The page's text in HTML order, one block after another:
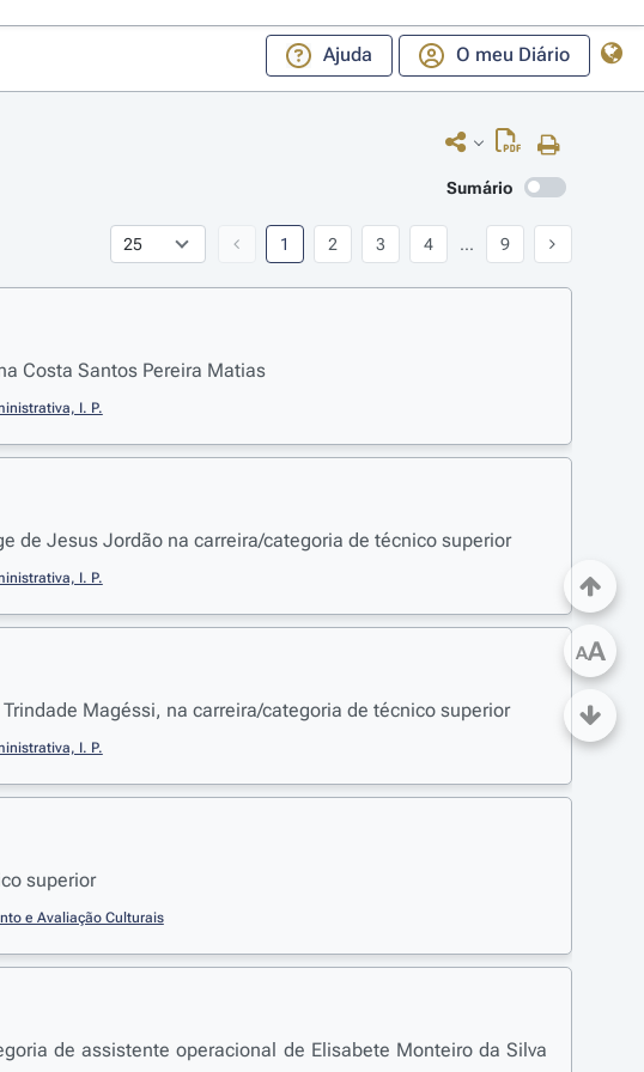
Ajuda O meu Diário
Sumário
1 2 3 4 ... 9
Costa Santos Pereira Matias
I. P.
de Jesus Jordão na carreira/categoria de técnico superior
I. P.
Magéssi, na carreira/categoria de técnico superior
I. P.
superior
e Avaliação Culturais
de assistente operacional de Elisabete Monteiro da Silva
AA